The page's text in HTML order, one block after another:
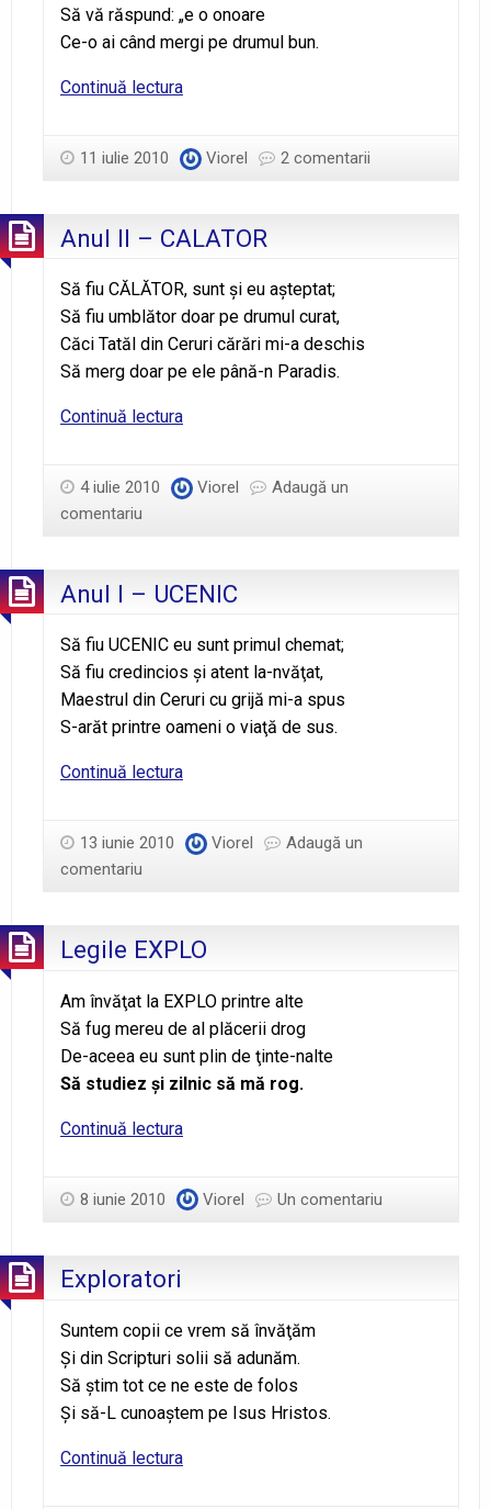
Să vă răspund: „e o onoare
Ce-o ai când mergi pe drumul bun.
Continuă lecturaCine
11 iulie 2010 Viorel 2 comentarii
Anul II – CALATOR
Să fiu CĂLĂTOR, sunt şi eu aşteptat;
Să fiu umblător doar pe drumul curat,
Căci Tatăl din Ceruri cărări mi-a deschis
Să merg doar pe ele până-n Paradis.
Continuă lecturaAnul
CALATOR
4 iulie 2010 Viorel
Adaugă un
comentariu
Anul I – UCENIC
Să fiu UCENIC eu sunt primul chemat;
Să fiu credincios şi atent la-nvăţat,
Maestrul din Ceruri cu grijă mi-a spus
S-arăt printre oameni o viaţă de sus.
Continuă lecturaAnul
UCENIC
13 iunie 2010 Viorel
Adaugă un
comentariu
Legile EXPLO
Am învăţat la EXPLO printre alte
Să fug mereu de al plăcerii drog
De-aceea eu sunt plin de ţinte-nalte
Să studiez şi zilnic să mă rog.
Continuă lecturaLegile
8 iunie 2010 Viorel Un comentariu
Exploratori
Suntem copii ce vrem să învăţăm
Şi din Scripturi solii să adunăm.
Să ştim tot ce ne este de folos
Şi să-L cunoaştem pe Isus Hristos.
Continuă lecturaExploratori